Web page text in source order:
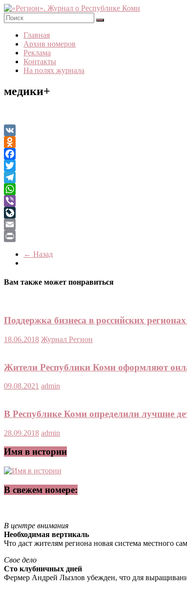
Skip
to
content
«Регион».
Журнал
Республике
Коми
Главная
Архив номеров
Реклама
Контакты
На полях журнала
медики+
VK
Odnoklassniki
Facebook
Twitter
Telegram
WhatsApp
Viber
LiveJournal
Email
← Назад
Вам также может понравиться
Поддержка бизнеса в российских
18.06.2018 Журнал Регион
Жители Республики Коми оформляют
09.08.2021 admin
В Республике Коми определили лучшие
28.09.2018 admin
Имя в истории
В свежем номере:
В центре внимания
Необходимая вертикаль
Что даст жителям региона новая система местного
Свое дело
Сто клубничных дней
Фермер Андрей Лызлов убежден, что для